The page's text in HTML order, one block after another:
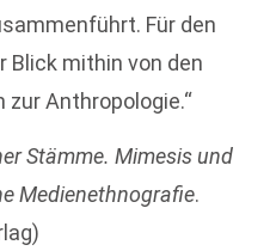
Für den
Blick mithin von den
zur Anthropologie.“
Stämme. Mimesis und
Medienethnografie.